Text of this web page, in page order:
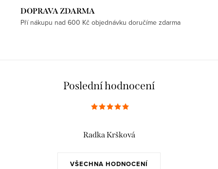
DOPRAVA ZDARMA
Pří nákupu nad 600 Kč objednávku doručíme zdarma
Poslední hodnocení
VŠECHNA HODNOCENÍ
Radka Kršková